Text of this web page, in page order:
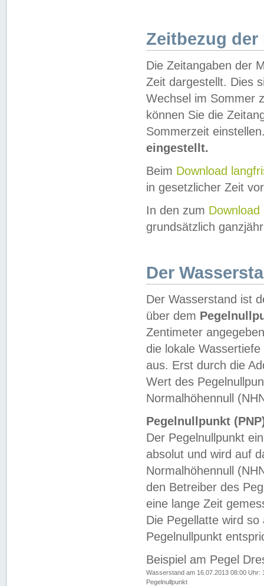
Zeitbezug der
Die Zeitangaben der
Zeit dargestellt. Dies
Wechsel im Sommer
können Sie die
Sommerzeit
eingestellt.
Beim Download
in gesetzlicher Zeit
In den zum Download
grundsätzlich
Der
Der Wasserstand ist
über dem
Zentimeter
die lokale
aus. Erst durch die
Wert des
Normalhöhennull
Pegelnullpunkt
Der Pegelnullpunkt
absolut und wird auf
Normalhöhennull
den Betreiber des
eine lange Zeit
Die Pegellatte wird
Pegelnullpunkt
Beispiel am Pegel
Wasserstand am 16.07.2013 08:00 Uhr:
Pegelnullpunkt